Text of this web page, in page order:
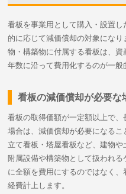
看板を事業用として購入・設置
的に応じて減価償却の対象にな
物・構築物に付属する看板は、
年数に沿って費用化するのが一般
看板の減価償却が必要な
看板の取得価額が一定額以上で
場合は、減価償却が必要になる
立て看板・塔屋看板など、建物
附属設備や構築物として扱われ
に全額を費用にするのではなく
経費計上します。